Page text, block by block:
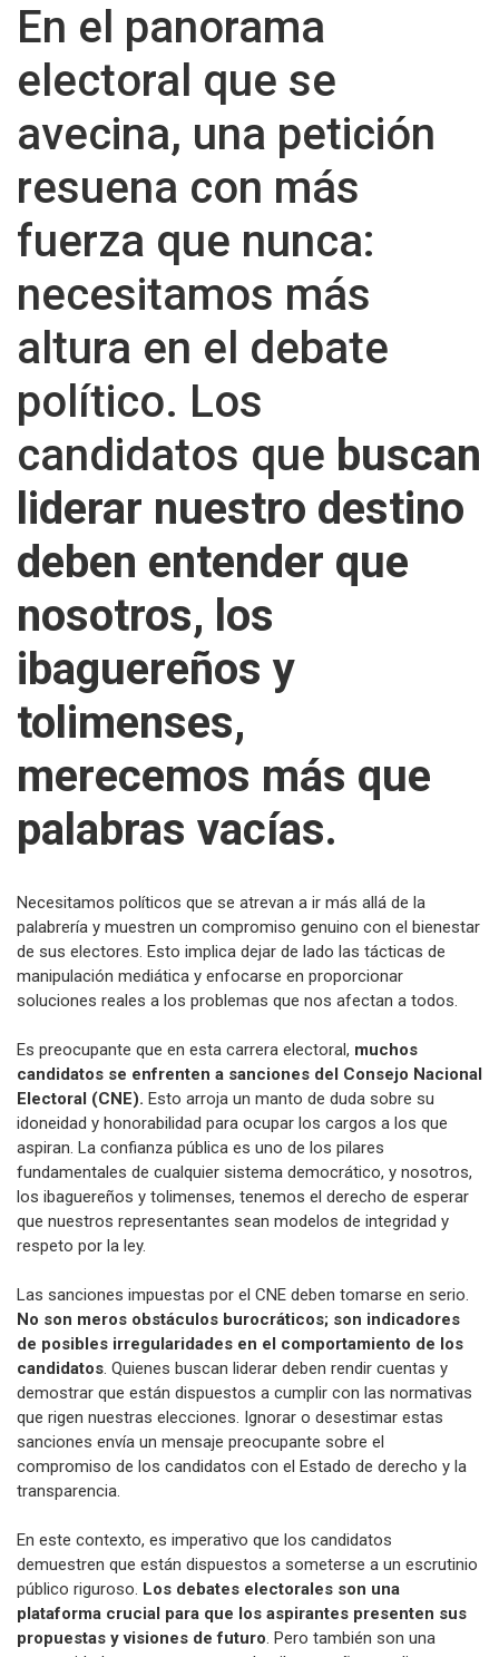
En el panorama
electoral que se
avecina, una petición
resuena con más
fuerza que nunca:
necesitamos más
altura en el debate
político. Los
candidatos que buscan
liderar nuestro destino
deben entender que
nosotros, los
ibaguereños y
tolimenses,
merecemos más que
palabras vacías.
Necesitamos políticos que se atrevan a ir más allá de la
palabrería y muestren un compromiso genuino con el bienestar
de sus electores. Esto implica dejar de lado las tácticas de
manipulación mediática y enfocarse en proporcionar
soluciones reales a los problemas que nos afectan a todos.
Es preocupante que en esta carrera electoral, muchos
candidatos se enfrenten a sanciones del Consejo Nacional
Electoral (CNE). Esto arroja un manto de duda sobre su
idoneidad y honorabilidad para ocupar los cargos a los que
aspiran. La confianza pública es uno de los pilares
fundamentales de cualquier sistema democrático, y nosotros,
los ibaguereños y tolimenses, tenemos el derecho de esperar
que nuestros representantes sean modelos de integridad y
respeto por la ley.
Las sanciones impuestas por el CNE deben tomarse en serio.
No son meros obstáculos burocráticos; son indicadores
de posibles irregularidades en el comportamiento de los
candidatos. Quienes buscan liderar deben rendir cuentas y
demostrar que están dispuestos a cumplir con las normativas
que rigen nuestras elecciones. Ignorar o desestimar estas
sanciones envía un mensaje preocupante sobre el
compromiso de los candidatos con el Estado de derecho y la
transparencia.
En este contexto, es imperativo que los candidatos
demuestren que están dispuestos a someterse a un escrutinio
público riguroso. Los debates electorales son una
plataforma crucial para que los aspirantes presenten sus
propuestas y visiones de futuro. Pero también son una